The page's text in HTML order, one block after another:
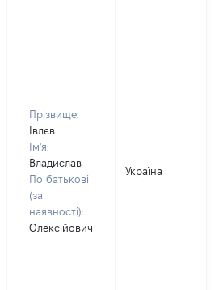
Прізвище:
Івлєв
Ім'я:
Владислав
По батькові
(за
наявності):
Олексійович
Україна